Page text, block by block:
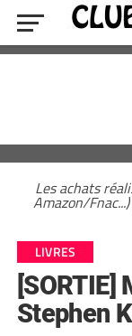
Les achats
Amazon/
LIVRES
[SORTIE]
Stephen